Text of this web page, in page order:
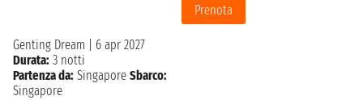
Prenota
Genting Dream
6 apr 2027
Durata: 3 notti
Partenza da: Singapore Sbarco:
Singapore